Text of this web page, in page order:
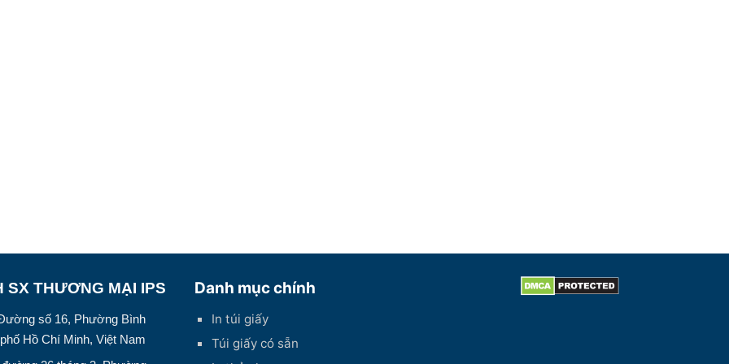
SX THƯƠNG MẠI IPS
số 16, Phường Bình
Hồ Chí Minh, Việt Nam
Danh mục chính
In túi giấy
Túi giấy có sẵn